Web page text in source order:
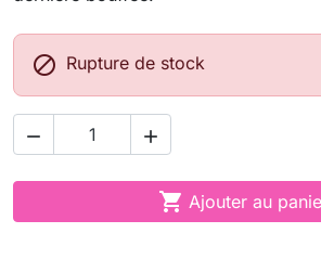
 Rupture de stock
 
 Ajouter au